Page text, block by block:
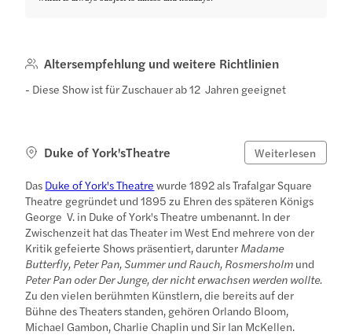
Altersempfehlung und weitere Richtlinien
- Diese Show ist für Zuschauer ab 12 Jahren geeignet
Duke of York'sTheatre Weiterlesen
Das Duke of York's Theatre wurde 1892 als Trafalgar Square
Theatre gegründet und 1895 zu Ehren des späteren Königs
George V. in Duke of York's Theatre umbenannt. In der
Zwischenzeit hat das Theater im West End mehrere von der
Kritik gefeierte Shows präsentiert, darunter Madame
Butterfly, Peter Pan, Summer und Rauch, Rosmersholm und
Peter Pan oder Der Junge, der nicht erwachsen werden wollte.
Zu den vielen berühmten Künstlern, die bereits auf der
Bühne des Theaters standen, gehören Orlando Bloom,
Michael Gambon, Charlie Chaplin und Sir Ian McKellen.